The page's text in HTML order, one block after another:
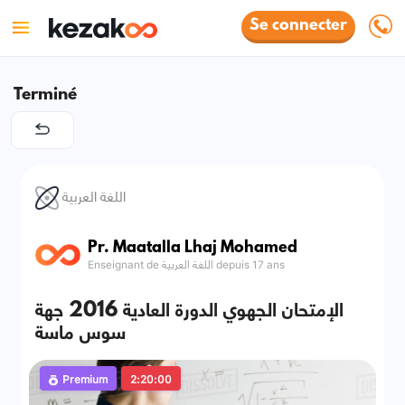
Se connecter
Terminé
اللغة العربية
Pr. Maatalla Lhaj Mohamed
Enseignant de اللغة العربية depuis 17 ans
الإمتحان الجهوي الدورة العادية 2016 جهة
سوس ماسة
Premium 2:20:00